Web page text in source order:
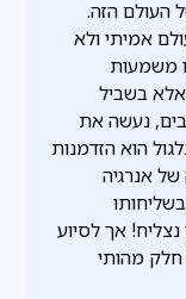
העולם הזה.
אמיתי ולא
משמעות
בשביל
נעשה את
הוא הזדמנות
אנרגיה
אך לסיוע
חלק מהותי